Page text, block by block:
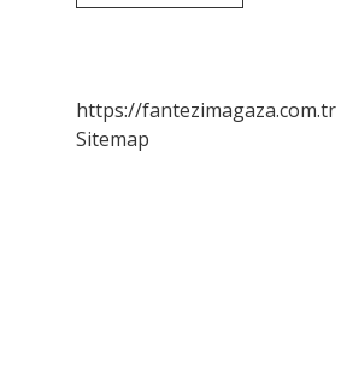
Kızı
https://fantezimagaza.com.tr
Sitemap